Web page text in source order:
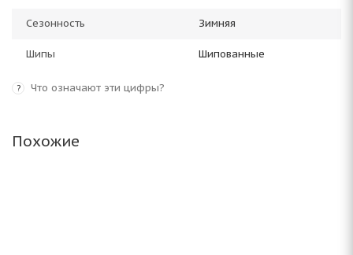
Сезонность Зимняя
Шипы Шипованные
? Что означают эти цифры?
Похожие